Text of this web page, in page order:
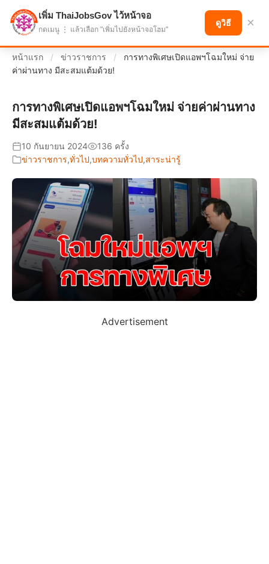
แบ่งปันโอกาส เพื่ออนาคตที่ก้าวหน้า
หน้าแรก / ข่าวราชการ /
การทางพิเศษเปิดแอพฯโฉมใหม่ จ่าย
ค่าผ่านทาง มีสะสมแต้มด้วย!
การทางพิเศษเปิดแอพฯโฉมใหม่ จ่ายค่าผ่านทาง
มีสะสมแต้มด้วย!
10 กันยายน 2024
136 ครั้ง
ข่าวราชการ,ทั่วไป,บทความทั่วไป,สาระน่ารู้
Advertisement
เพิ่ม ThaiJobsGov ไว้หน้าจอ
กดเมนู ⋮ แล้วเลือก "เพิ่มไปยังหน้าจอโฮม"
ดูวิธี ×